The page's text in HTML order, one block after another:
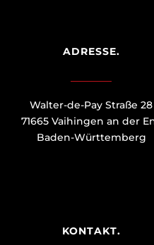
ADRESSE.
Walter-de-Pay Straße 28
71665 Vaihingen an der
Baden-Württemberg
KONTAKT.